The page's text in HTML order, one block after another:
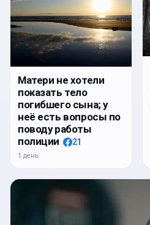
Матери не хотели
показать тело
погибшего сына; у
неё есть вопросы по
поводу работы
полиции
21
1 день